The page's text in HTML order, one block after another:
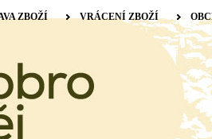
ZBOŽÍ VRÁCENÍ ZBOŽÍ